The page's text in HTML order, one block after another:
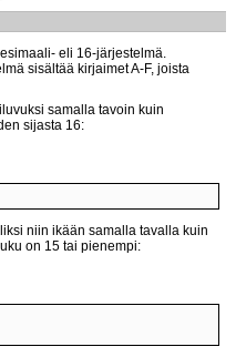
eli 16-järjestelmä.
sisältää kirjaimet A-F, joista
samalla tavoin kuin
sijasta 16:
niin ikään samalla tavalla kuin
on 15 tai pienempi: